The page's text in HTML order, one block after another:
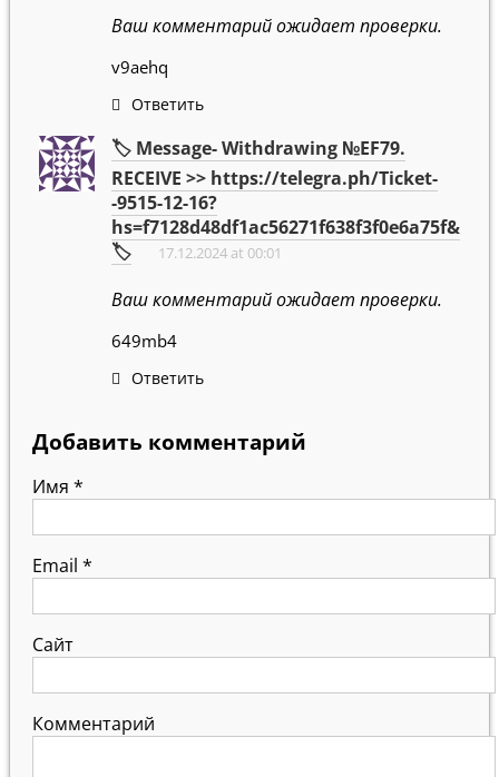
Ваш комментарий ожидает проверки.
v9aehq
Ответить
🏷 Message- Withdrawing №EF79.
RECEIVE >> https://telegra.ph/Ticket-
-9515-12-16?
hs=f7128d48df1ac56271f638f3f0e6a75f&
🏷
17.12.2024 at 00:01
Ваш комментарий ожидает проверки.
649mb4
Ответить
Добавить комментарий
Имя *
Email *
Сайт
Комментарий